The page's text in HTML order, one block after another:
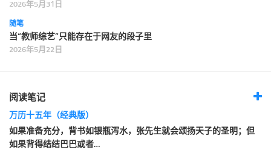
2026年5月31日
随笔
当“教师综艺”只能存在于网友的段子里
2026年5月22日
阅读笔记
万历十五年（经典版）
如果准备充分，背书如银瓶泻水，张先生就会颂扬天子的圣明；但
如果背得结结巴巴或者…